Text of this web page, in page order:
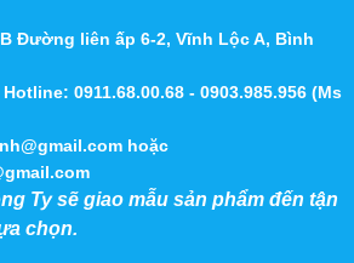
Đường liên ấp 6-2, Vĩnh Lộc A, Bình
0911.68.00.68 - 0903.985.956 (Ms
hoặc
Ty sẽ giao mẫu sản phẩm đến tận
chọn.